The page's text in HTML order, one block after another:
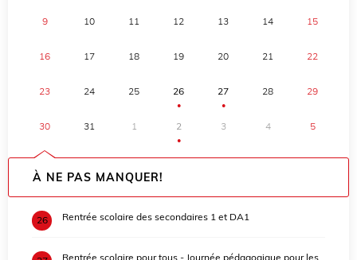
9 10 11 12 13 14 15
16 17 18 19 20 21 22
23 24 25 26
●
27
●
28 29
30 31 1 2
●
3 4 5
À NE PAS MANQUER!
26 Rentrée scolaire des secondaires 1 et DA1
Rentrée scolaire pour tous - Journée pédagogique pour les